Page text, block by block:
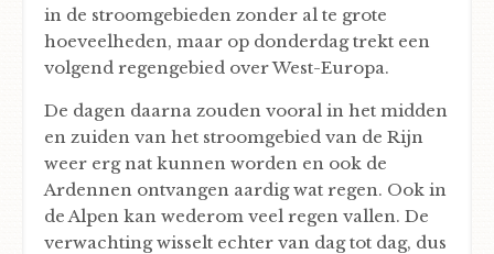
in de stroomgebieden zonder al te grote
hoeveelheden, maar op donderdag trekt een
volgend regengebied over West-Europa.
De dagen daarna zouden vooral in het midden
en zuiden van het stroomgebied van de Rijn
weer erg nat kunnen worden en ook de
Ardennen ontvangen aardig wat regen. Ook in
de Alpen kan wederom veel regen vallen. De
verwachting wisselt echter van dag tot dag, dus